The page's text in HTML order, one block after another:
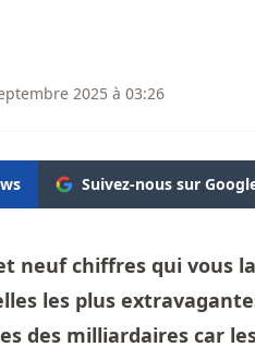
2025 à 03:26
Suivez-nous sur
neuf chiffres qui vous
les plus
des milliardaires car